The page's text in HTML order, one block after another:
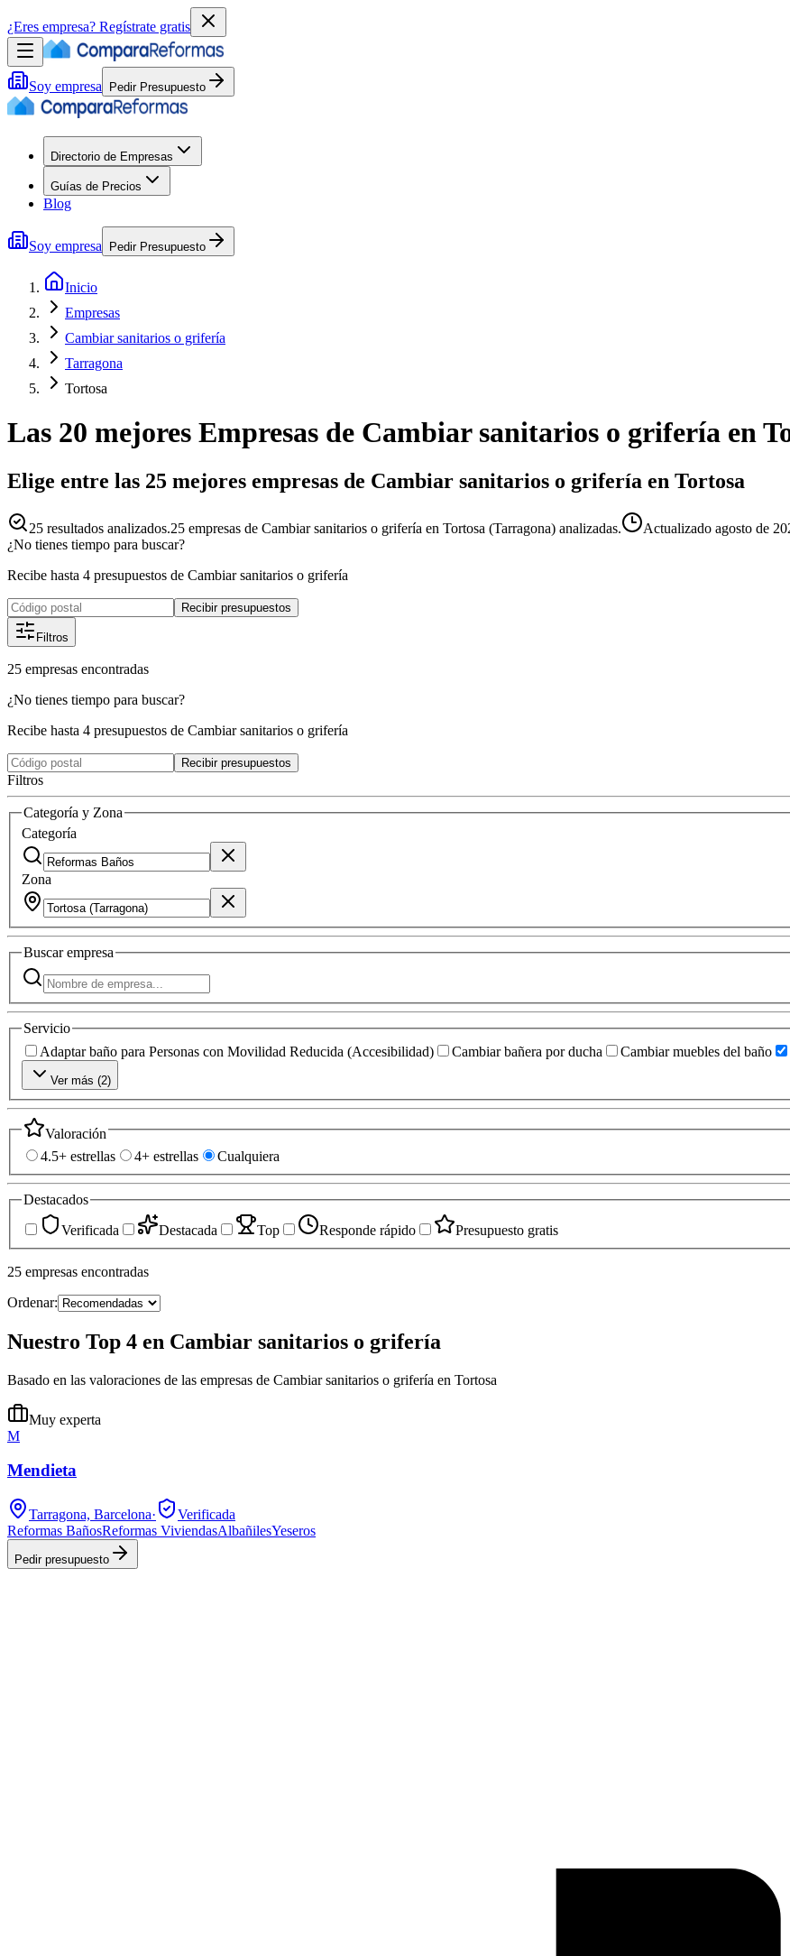
¿Eres empresa? Regístrate gratis
Soy empresa Pedir Presupuesto
Directorio de Empresas
Guías de Precios
Blog
Soy empresa Pedir Presupuesto
Inicio
Empresas
Cambiar sanitarios o grifería
Tarragona
Tortosa
Las 20 mejores Empresas de Cambiar sanitarios o grifería en
Elige entre las 25 mejores empresas de Cambiar sanitarios o grifería en Tortosa
25 resultados analizados.25 empresas de Cambiar sanitarios o grifería en Tortosa (Tarragona) analizadas. Actualizado agosto de
¿No tienes tiempo para buscar?
Recibe hasta 4 presupuestos de Cambiar sanitarios o grifería
Recibir presupuestos
Filtros
25 empresas encontradas
¿No tienes tiempo para buscar?
Recibe hasta 4 presupuestos de Cambiar sanitarios o grifería
Recibir presupuestos
Filtros
Categoría y Zona
Categoría
Zona
Buscarempresa
Servicio
Adaptar baño para Personas con Movilidad Reducida (Accesibilidad)
Cambiar bañera por ducha Cambiar muebles del baño
Ver más (2)
Valoración
4.5+ estrellas
4+ estrellas Cualquiera
Destacados
Verificada
Destacada Top Responde rápido Presupuesto gratis
25 empresas encontradas
Ordenar:
Nuestro Top 4 en Cambiar sanitarios o grifería
Basado en las valoraciones de las empresas de Cambiar sanitarios o grifería en Tortosa
Muy experta
M
Mendieta
Tarragona, Barcelona·
Verificada
Reformas BañosReformas ViviendasAlbañilesYeseros
Pedir presupuesto